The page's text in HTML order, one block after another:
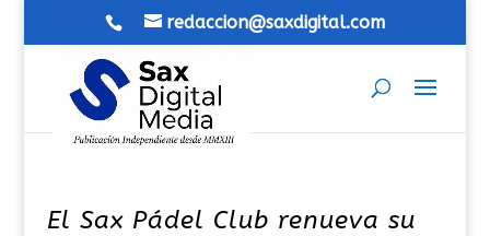
redaccion@saxdigital.com
El Sax Pádel Club renueva su